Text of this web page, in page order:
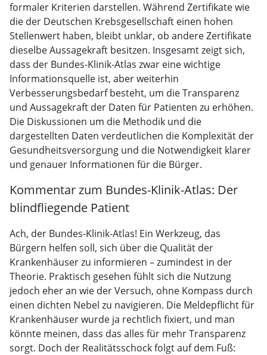
formaler Kriterien darstellen. Während Zertifikate wie
die der Deutschen Krebsgesellschaft einen hohen
Stellenwert haben, bleibt unklar, ob andere Zertifikate
dieselbe Aussagekraft besitzen. Insgesamt zeigt sich,
dass der Bundes-Klinik-Atlas zwar eine wichtige
Informationsquelle ist, aber weiterhin
Verbesserungsbedarf besteht, um die Transparenz
und Aussagekraft der Daten für Patienten zu erhöhen.
Die Diskussionen um die Methodik und die
dargestellten Daten verdeutlichen die Komplexität der
Gesundheitsversorgung und die Notwendigkeit klarer
und genauer Informationen für die Bürger.
Kommentar zum Bundes-Klinik-Atlas: Der
blindfliegende Patient
Ach, der Bundes-Klinik-Atlas! Ein Werkzeug, das
Bürgern helfen soll, sich über die Qualität der
Krankenhäuser zu informieren – zumindest in der
Theorie. Praktisch gesehen fühlt sich die Nutzung
jedoch eher an wie der Versuch, ohne Kompass durch
einen dichten Nebel zu navigieren. Die Meldepflicht für
Krankenhäuser wurde ja rechtlich fixiert, und man
könnte meinen, dass das alles für mehr Transparenz
sorgt. Doch der Realitätsschock folgt auf dem Fuß: